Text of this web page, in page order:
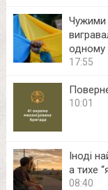
Чужими
одному
17:55
10:01
Іноді
а тихе
08:40